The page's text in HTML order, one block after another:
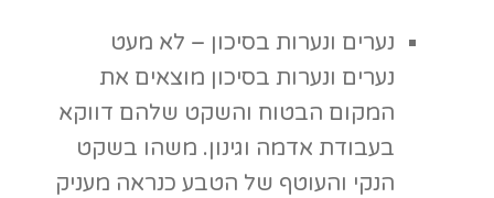
ולפתוח בדף חדש בחיים.
ילדים, נערים או מבוגרים בעלי
צרכים מיוחדים – עבודת הגינון
והטיפול בחממה כוללים לא מעט